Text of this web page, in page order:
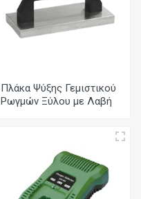
Πλάκα Ψύξης Γεμιστικού
Ρωγμών Ξύλου με Λαβή